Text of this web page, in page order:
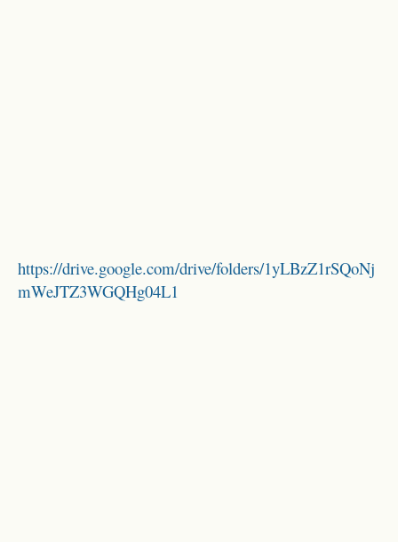
https://drive.google.com/drive/folders/1yLBzZ1rSQoNj
mWeJTZ3WGQHg04L1